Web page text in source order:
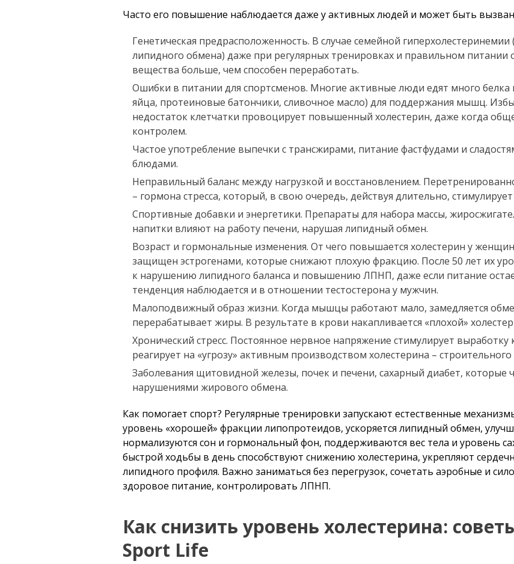
Часто его повышение наблюдается даже у активных людей и может быть
Генетическая предрасположенность. В случае семейной гиперхолестеринемии
липидного обмена) даже при регулярных тренировках и правильном питании
вещества больше, чем способен переработать.
Ошибки в питании для спортсменов. Многие активные люди едят много
яйца, протеиновые батончики, сливочное масло) для поддержания мышц.
недостаток клетчатки провоцирует повышенный холестерин, даже когда
контролем.
Частое употребление выпечки с трансжирами, питание фастфудами и
блюдами.
Неправильный баланс между нагрузкой и восстановлением.
– гормона стресса, который, в свою очередь, действуя длительно,
Спортивные добавки и энергетики. Препараты для набора массы,
напитки влияют на работу печени, нарушая липидный обмен.
Возраст и гормональные изменения. От чего повышается холестерин у
защищен эстрогенами, которые снижают плохую фракцию. После 50 лет их
к нарушению липидного баланса и повышению ЛПНП, даже если питание
тенденция наблюдается и в отношении тестостерона у мужчин.
Малоподвижный образ жизни. Когда мышцы работают мало, замедляется
перерабатывает жиры. В результате в крови накапливается «плохой»
Хронический стресс. Постоянное нервное напряжение стимулирует
реагирует на «угрозу» активным производством холестерина –
Заболевания щитовидной железы, почек и печени, сахарный диабет, которые
нарушениями жирового обмена.
Как помогает спорт? Регулярные тренировки запускают естественные
уровень «хорошей» фракции липопротеидов, ускоряется липидный обмен,
нормализуются сон и гормональный фон, поддерживаются вес тела и уровень
быстрой ходьбы в день способствуют снижению холестерина, укрепляют
липидного профиля. Важно заниматься без перегрузок, сочетать аэробные и
здоровое питание, контролировать ЛПНП.
Как снизить уровень холестерина:
Sport Life